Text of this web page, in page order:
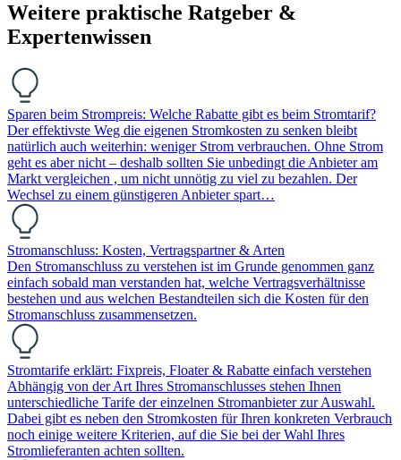
Weitere praktische Ratgeber &
Expertenwissen
Sparen beim Strompreis: Welche Rabatte gibt es beim Stromtarif?
Der effektivste Weg die eigenen Stromkosten zu senken bleibt
natürlich auch weiterhin: weniger Strom verbrauchen. Ohne Strom
geht es aber nicht – deshalb sollten Sie unbedingt die Anbieter am
Markt vergleichen , um nicht unnötig zu viel zu bezahlen. Der
Wechsel zu einem günstigeren Anbieter spart…
Stromanschluss: Kosten, Vertragspartner & Arten
Den Stromanschluss zu verstehen ist im Grunde genommen ganz
einfach sobald man verstanden hat, welche Vertragsverhältnisse
bestehen und aus welchen Bestandteilen sich die Kosten für den
Stromanschluss zusammensetzen.
Stromtarife erklärt: Fixpreis, Floater & Rabatte einfach verstehen
Abhängig von der Art Ihres Stromanschlusses stehen Ihnen
unterschiedliche Tarife der einzelnen Stromanbieter zur Auswahl.
Dabei gibt es neben den Stromkosten für Ihren konkreten Verbrauch
noch einige weitere Kriterien, auf die Sie bei der Wahl Ihres
Stromlieferanten achten sollten.